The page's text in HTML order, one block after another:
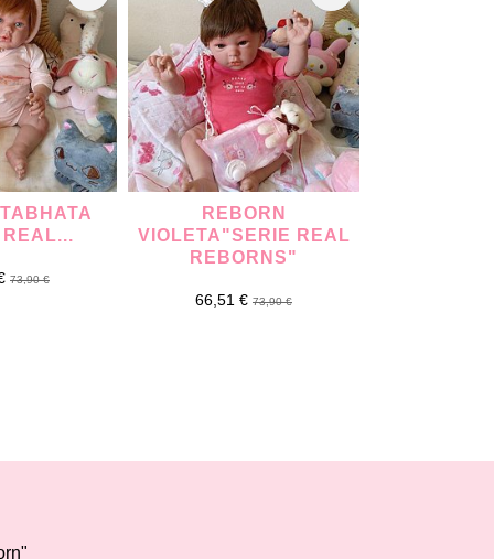
73,90 €
REBORN
VIOLETA"SERIE REAL
REBORNS"
66,51 € 73,90 €